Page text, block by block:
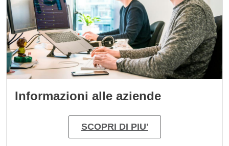
Informazioni alle aziende
SCOPRI DI PIU'